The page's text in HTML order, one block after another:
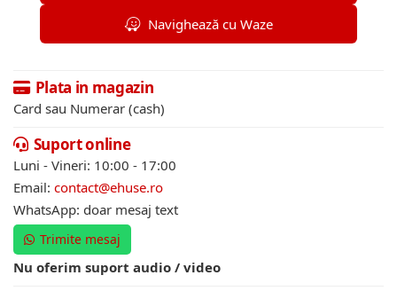
Navighează cu Waze
Plata in magazin
Card sau Numerar (cash)
Suport online
Luni - Vineri: 10:00 - 17:00
Email: contact@ehuse.ro
WhatsApp: doar mesaj text
Trimite mesaj
Nu oferim suport audio / video